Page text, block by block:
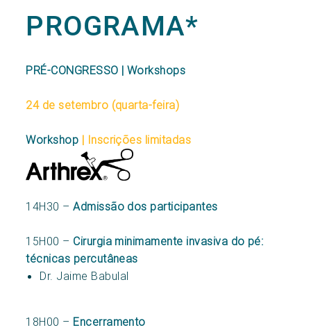
PROGRAMA*
PRÉ-CONGRESSO | Workshops
24 de setembro (quarta-feira)
Workshop | Inscrições limitadas
14H30 –Admissão dos participantes
15H00 – Cirurgia minimamente invasiva do pé:
técnicas percutâneas
Dr. Jaime Babulal
18H00 – Encerramento